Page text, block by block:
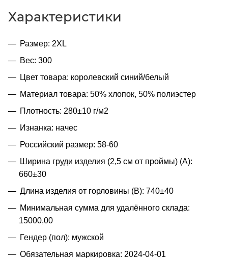
Характеристики
Размер: 2XL
Вес: 300
Цвет товара: королевский синий/белый
Материал товара: 50% хлопок, 50% полиэстер
Плотность: 280±10 г/м2
Изнанка: начес
Российский размер: 58-60
Ширина груди изделия (2,5 см от проймы) (A):
660±30
Длина изделия от горловины (B): 740±40
Минимальная сумма для удалённого склада:
15000,00
Гендер (пол): мужской
Обязательная маркировка: 2024-04-01